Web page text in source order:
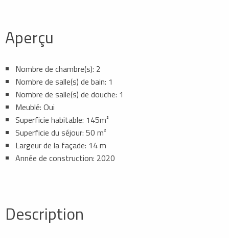
Aperçu
Nombre de chambre(s): 2
Nombre de salle(s) de bain: 1
Nombre de salle(s) de douche: 1
Meublé: Oui
Superficie habitable: 145m²
Superficie du séjour: 50 m²
Largeur de la façade: 14 m
Année de construction: 2020
Description